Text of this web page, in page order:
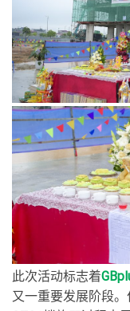
此次活动标志着
又一重要发展阶段。